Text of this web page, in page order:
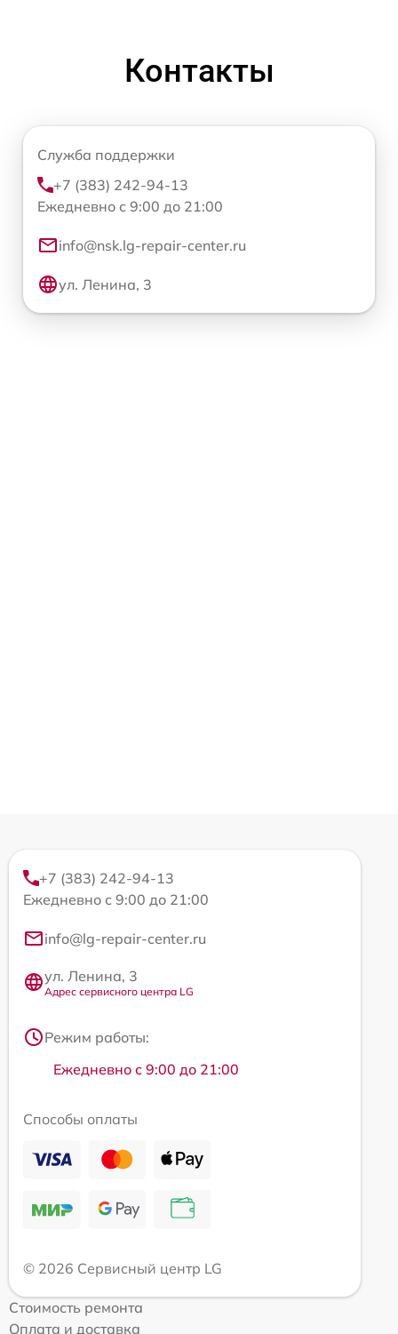
Контакты
Служба поддержки
+7 (383) 242-94-13
Ежедневно с 9:00 до 21:00
info@nsk.lg-repair-center.ru
ул. Ленина, 3
+7 (383) 242-94-13
Ежедневно с 9:00 до 21:00
info@lg-repair-center.ru
ул. Ленина, 3
Адрес сервисного центра LG
Режим работы:
Ежедневно с 9:00 до 21:00
Способы оплаты
© 2026 Сервисный центр LG
Стоимость ремонта
Оплата и доставка